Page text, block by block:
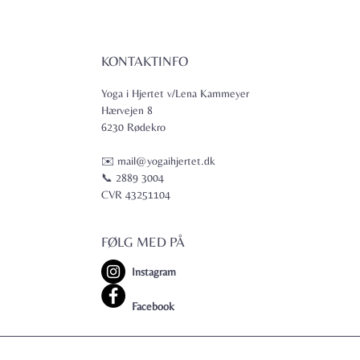
KONTAKTINFO
Yoga i Hjertet v/Lena Kammeyer
Hærvejen 8
6230 Rødekro
✉️ mail@yogaihjertet.dk
📞 2889 3004
CVR 43251104
FØLG MED PÅ
Instagram
Facebook